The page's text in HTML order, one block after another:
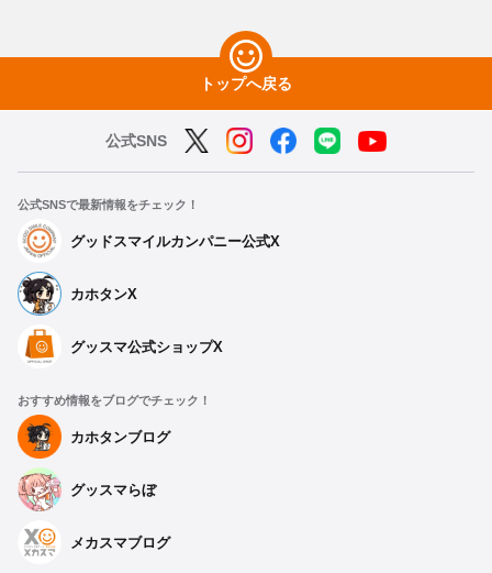
トップへ戻る
公式SNS
公式SNSで最新情報をチェック！
グッドスマイルカンパニー公式X
カホタンX
グッスマ公式ショップX
おすすめ情報をブログでチェック！
カホタンブログ
グッスマらぼ
メカスマブログ